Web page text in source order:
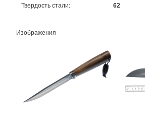
Твердость стали:
62
Изображения